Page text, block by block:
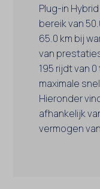
Plug-in
bereik van
65.0 km bij
van
195 rijdt van
maximale
Hieronder
afhankelijk
vermogen